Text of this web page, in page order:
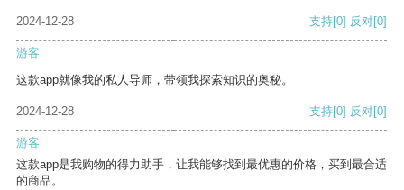
2024-12-28 支持[0] 反对[0]
游客
这款app就像我的私人导师，带领我探索知识的奥秘。
2024-12-28 支持[0] 反对[0]
游客
这款app是我购物的得力助手，让我能够找到最优惠的价格，买到最合适
的商品。